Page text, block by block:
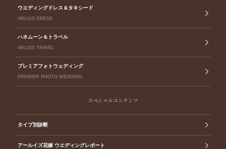
ウエディングドレス＆タキシード
ARLUIS DRESS
ハネムーン＆トラベル
ARLUIS TRAVEL
プレミアフォトウェディング
PREMIER PHOTO WEDDING
スペシャルコンテンツ
タイプ別診断
アールイズ花嫁 ウエディングレポート